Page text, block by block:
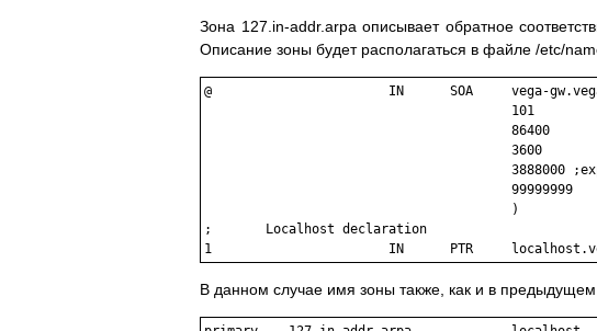
Зона 127.in-addr.arpa описывает обратное
Описание зоны будет располагаться в файле /etc/
@                       IN      SOA     vega-
101
86400
3600
3888000
99999999
                                        )
;       Localhost declaration
В данном случае имя зоны также, как и в